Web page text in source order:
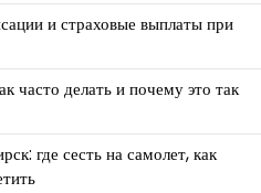
и страховые выплаты при
часто делать и почему это так
где сесть на самолет, как